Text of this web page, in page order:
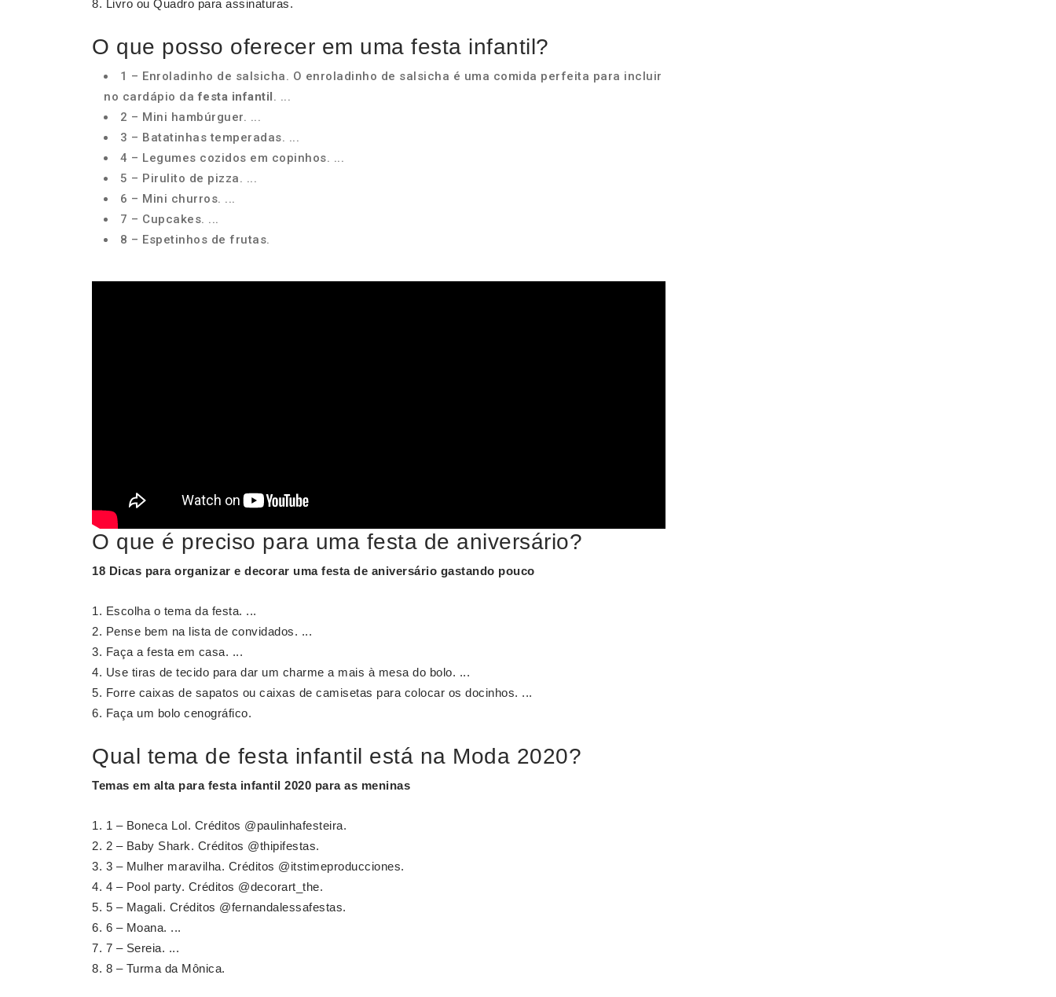
Livro ou Quadro para assinaturas.
O que posso oferecer em uma festa infantil?
1 – Enroladinho de salsicha. O enroladinho de salsicha é uma comida perfeita para incluir
no cardápio dafesta infantil. ...
2 – Mini hambúrguer. ...
3 – Batatinhas temperadas. ...
4 – Legumes cozidos em copinhos. ...
5 – Pirulito de pizza. ...
6 – Mini churros. ...
7 – Cupcakes. ...
8 – Espetinhos de frutas.
O que é preciso para uma festa de aniversário?
18 Dicas para organizar e decorar uma festa de aniversário gastando pouco
Escolha o tema da festa. ...
Pense bem na lista de convidados. ...
Faça a festa em casa. ...
Use tiras de tecido para dar um charme a mais à mesa do bolo. ...
Forre caixas de sapatos ou caixas de camisetas para colocar os docinhos. ...
Faça um bolo cenográfico.
Qual tema de festa infantil está na Moda 2020?
Temas em alta para festa infantil 2020 para as meninas
1 – Boneca Lol. Créditos @paulinhafesteira.
2 – Baby Shark. Créditos @thipifestas.
3 – Mulher maravilha. Créditos @itstimeproducciones.
4 – Pool party. Créditos @decorart_the.
5 – Magali. Créditos @fernandalessafestas.
6 – Moana. ...
7 – Sereia. ...
8 – Turma da Mônica.